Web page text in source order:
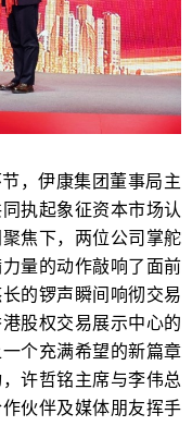
，伊康集团董事局主
执起象征资本市场认
焦下，两位公司掌舵
量的动作敲响了面前
的锣声瞬间响彻交易
股权交易展示中心的
个充满希望的新篇章
许哲铭主席与李伟总
伙伴及媒体朋友挥手